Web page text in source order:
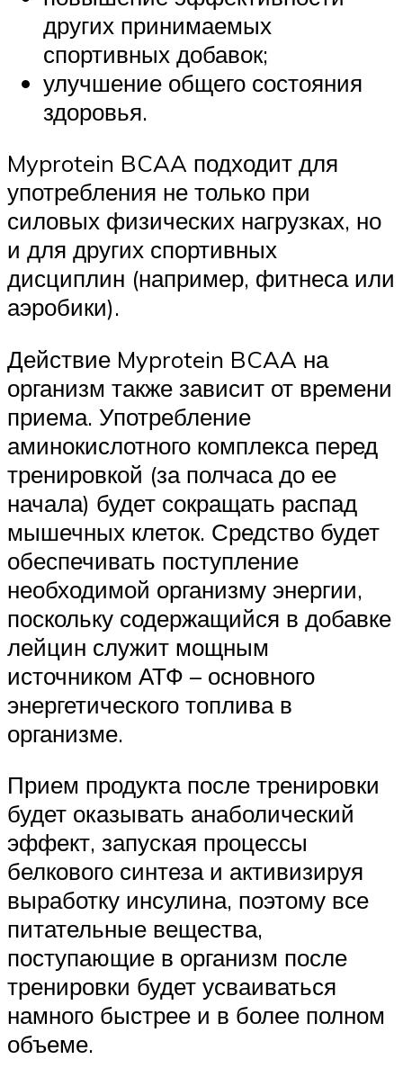
других принимаемых
спортивных добавок;
улучшение общего состояния
здоровья.
Myprotein BCAA подходит для
употребления не только при
силовых физических нагрузках, но
и для других спортивных
дисциплин (например, фитнеса или
аэробики).
Действие Myprotein BCAA на
организм также зависит от времени
приема. Употребление
аминокислотного комплекса перед
тренировкой (за полчаса до ее
начала) будет сокращать распад
мышечных клеток. Средство будет
обеспечивать поступление
необходимой организму энергии,
поскольку содержащийся в добавке
лейцин служит мощным
источником АТФ – основного
энергетического топлива в
организме.
Прием продукта после тренировки
будет оказывать анаболический
эффект, запуская процессы
белкового синтеза и активизируя
выработку инсулина, поэтому все
питательные вещества,
поступающие в организм после
тренировки будет усваиваться
намного быстрее и в более полном
объеме.